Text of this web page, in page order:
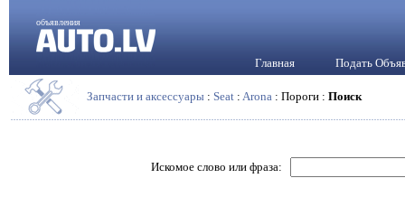
объявления
Главная Подать
Запчасти и аксессуары : Seat : Arona : Пороги : Поиск
Искомое слово или фраза: